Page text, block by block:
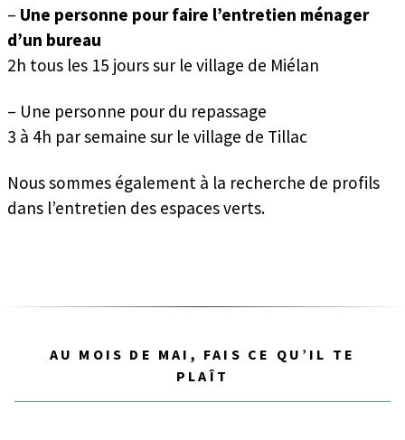
– Une personne pour faire l’entretien ménager
d’un bureau
2h tous les 15 jours sur le village de Miélan
– Une personne pour du repassage
3 à 4h par semaine sur le village de Tillac
Nous sommes également à la recherche de profils
dans l’entretien des espaces verts.
AU MOIS DE MAI, FAIS CE QU’IL TE
PLAÎT